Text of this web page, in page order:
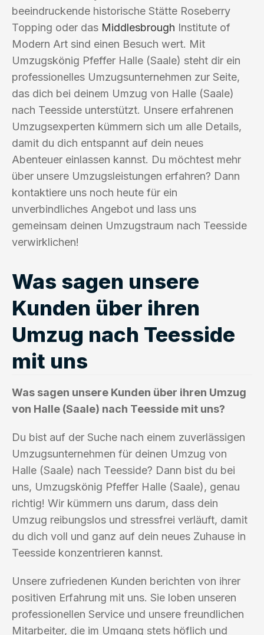
beeindruckende historische Stätte Roseberry
Topping oder das Middlesbrough Institute of
Modern Art sind einen Besuch wert. Mit
Umzugskönig Pfeffer Halle (Saale) steht dir ein
professionelles Umzugsunternehmen zur Seite,
das dich bei deinem Umzug von Halle (Saale)
nach Teesside unterstützt. Unsere erfahrenen
Umzugsexperten kümmern sich um alle Details,
damit du dich entspannt auf dein neues
Abenteuer einlassen kannst. Du möchtest mehr
über unsere Umzugsleistungen erfahren? Dann
kontaktiere uns noch heute für ein
unverbindliches Angebot und lass uns
gemeinsam deinen Umzugstraum nach Teesside
verwirklichen!
Was sagen unsere
Kunden über ihren
Umzug nach Teesside
mit uns
Was sagen unsere Kunden über ihren Umzug
von Halle (Saale) nach Teesside mit uns?
Du bist auf der Suche nach einem zuverlässigen
Umzugsunternehmen für deinen Umzug von
Halle (Saale) nach Teesside? Dann bist du bei
uns, Umzugskönig Pfeffer Halle (Saale), genau
richtig! Wir kümmern uns darum, dass dein
Umzug reibungslos und stressfrei verläuft, damit
du dich voll und ganz auf dein neues Zuhause in
Teesside konzentrieren kannst.
Unsere zufriedenen Kunden berichten von ihrer
positiven Erfahrung mit uns. Sie loben unseren
professionellen Service und unsere freundlichen
Mitarbeiter, die im Umgang stets höflich und